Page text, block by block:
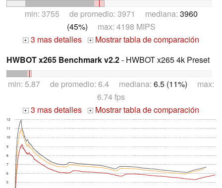
min: 3755 de promedio: 3971 mediana: 3960
(45%) max: 4198 MIPS
+ 3 mas detalles +
Mostrar tabla de comparación
HWBOT x265 Benchmark v2.2- HWBOT x265 4k Preset
min: 5.87 de promedio: 6.4 mediana: 6.5 (11%) max:
6.74 fps
+ 3 mas detalles + Mostrar tabla de comparación
5
6
7
8
9
10
11
12